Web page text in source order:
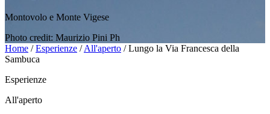
Montovolo e Monte Vigese
Photo credit: Maurizio Pini Ph
Home /Esperienze /All'aperto /Lungo la Via Francesca della
Sambuca
Esperienze
All'aperto